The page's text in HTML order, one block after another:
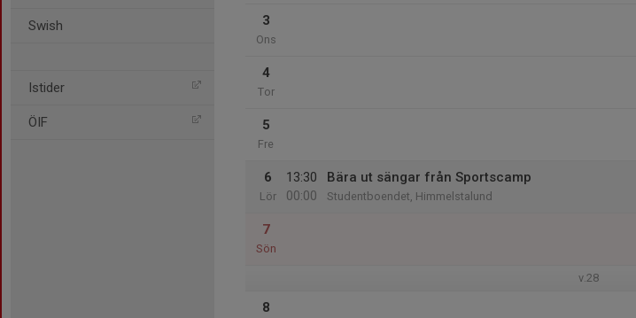
Swish
Istider
ÖIF
3
Ons
4
Tor
5
Fre
6
Lör
13:30
00:00
Bära ut sängar från Sportscamp
Studentboendet, Himmelstalund
7
Sön
v.28
8